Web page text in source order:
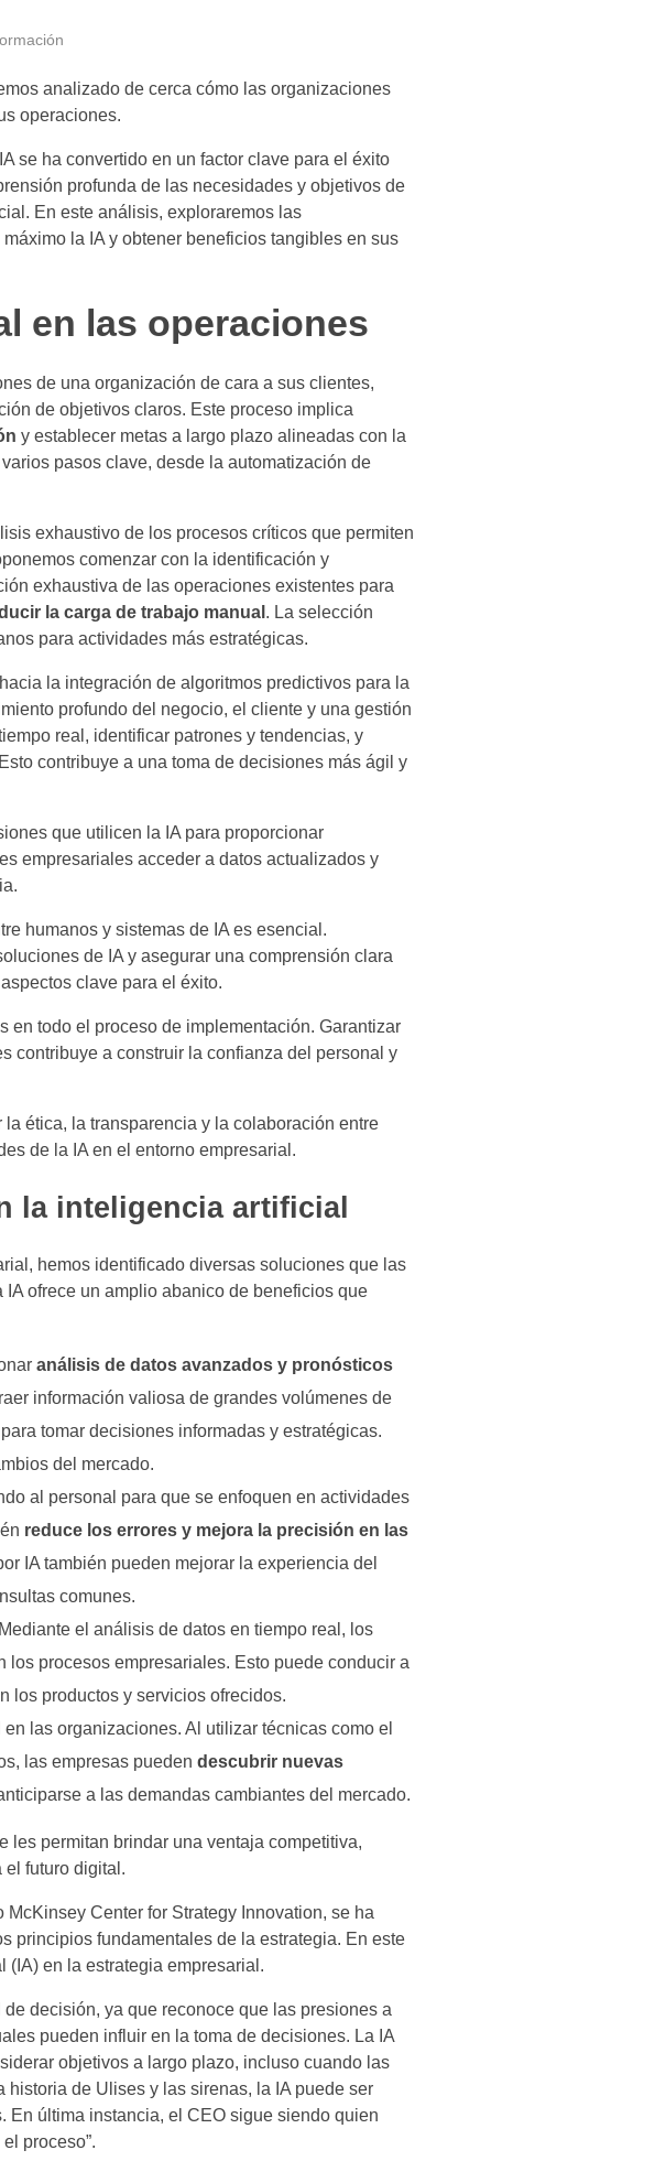
analizado de cerca cómo las organizaciones
operaciones.
se ha convertido en un factor clave para el éxito
profunda de las necesidades y objetivos de
En este análisis, exploraremos las
la IA y obtener beneficios tangibles en sus
en las operaciones
de una organización de cara a sus clientes,
de objetivos claros. Este proceso implica
y establecer metas a largo plazo alineadas con la
pasos clave, desde la automatización de
exhaustivo de los procesos críticos que permiten
comenzar con la identificación y
exhaustiva de las operaciones existentes para
la carga de trabajo manual . La selección
para actividades más estratégicas.
la integración de algoritmos predictivos para la
profundo del negocio, el cliente y una gestión
real, identificar patrones y tendencias, y
contribuye a una toma de decisiones más ágil y
que utilicen la IA para proporcionar
empresariales acceder a datos actualizados y
humanos y sistemas de IA es esencial.
de IA y asegurar una comprensión clara
clave para el éxito.
en todo el proceso de implementación. Garantizar
contribuye a construir la confianza del personal y
ética, la transparencia y la colaboración entre
de la IA en el entorno empresarial.
la inteligencia artificial
hemos identificado diversas soluciones que las
ofrece un amplio abanico de beneficios que
análisis de datos avanzados y pronósticos
información valiosa de grandes volúmenes de
tomar decisiones informadas y estratégicas.
del mercado.
al personal para que se enfoquen en actividades
reduce los errores y mejora la precisión en las
IA también pueden mejorar la experiencia del
comunes.
el análisis de datos en tiempo real, los
procesos empresariales. Esto puede conducir a
los productos y servicios ofrecidos.
las organizaciones. Al utilizar técnicas como el
las empresas pueden descubrir nuevas
a las demandas cambiantes del mercado.
les permitan brindar una ventaja competitiva,
el futuro digital.
Center for Strategy Innovation, se ha
principios fundamentales de la estrategia. En este
(IA) en la estrategia empresarial.
decisión, ya que reconoce que las presiones a
pueden influir en la toma de decisiones. La IA
objetivos a largo plazo, incluso cuando las
de Ulises y las sirenas, la IA puede ser
En última instancia, el CEO sigue siendo quien
proceso”.